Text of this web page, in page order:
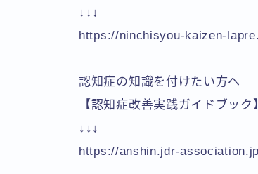
↓↓↓
https://ninchisyou-kaizen-
認知症の知識を付けたい方へ
【認知症改善実践ガイドブック】
↓↓↓
https://anshin.jdr-